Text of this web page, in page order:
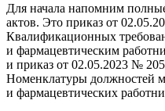
Для начала напомним
актов. Это приказ от
Квалификационных
и фармацевтическим
и приказ от 02.05.2023 №
Номенклатуры должностей
и фармацевтических